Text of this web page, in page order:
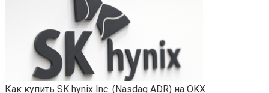
Как купить SK hynix Inc. (Nasdaq ADR) на OKX